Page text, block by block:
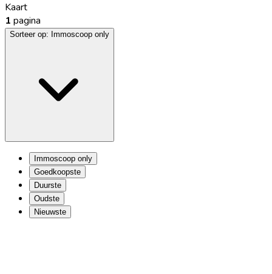
Kaart
1 pagina
Sorteer op: Immoscoop only
Immoscoop only
Goedkoopste
Duurste
Oudste
Nieuwste